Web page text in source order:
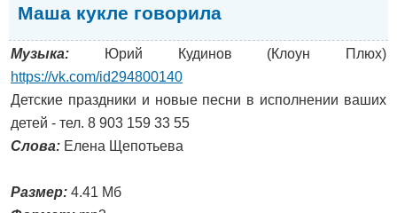
Маша кукле говорила
Музыка: Юрий Кудинов (Клоун Плюх)
https://vk.com/id294800140
Детские праздники и новые песни в исполнении ваших
детей - тел. 8 903 159 33 55
Слова: Елена Щепотьева
Размер: 4.41 Мб